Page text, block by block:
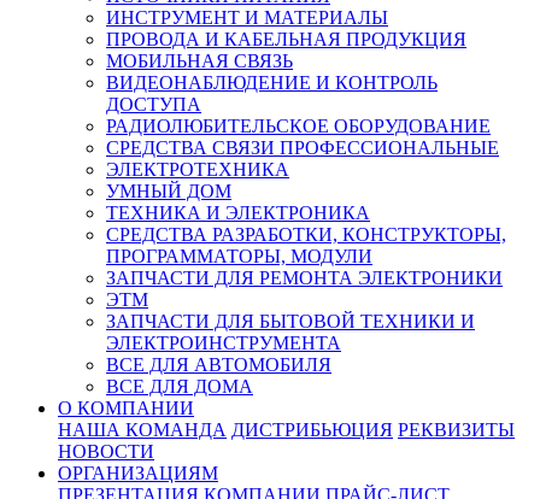
ИНСТРУМЕНТ И МАТЕРИАЛЫ
ПРОВОДА И КАБЕЛЬНАЯ ПРОДУКЦИЯ
МОБИЛЬНАЯ СВЯЗЬ
ВИДЕОНАБЛЮДЕНИЕ И КОНТРОЛЬ
ДОСТУПА
РАДИОЛЮБИТЕЛЬСКОЕ ОБОРУДОВАНИЕ
СРЕДСТВА СВЯЗИ ПРОФЕССИОНАЛЬНЫЕ
ЭЛЕКТРОТЕХНИКА
УМНЫЙ ДОМ
ТЕХНИКА И ЭЛЕКТРОНИКА
СРЕДСТВА РАЗРАБОТКИ, КОНСТРУКТОРЫ,
ПРОГРАММАТОРЫ, МОДУЛИ
ЗАПЧАСТИ ДЛЯ РЕМОНТА ЭЛЕКТРОНИКИ
ЭТМ
ЗАПЧАСТИ ДЛЯ БЫТОВОЙ ТЕХНИКИ И
ЭЛЕКТРОИНСТРУМЕНТА
ВСЕ ДЛЯ АВТОМОБИЛЯ
ВСЕ ДЛЯ ДОМА
О КОМПАНИИ
НАША КОМАНДА ДИСТРИБЬЮЦИЯ РЕКВИЗИТЫ
НОВОСТИ
ОРГАНИЗАЦИЯМ
ПРЕЗЕНТАЦИЯ КОМПАНИИ ПРАЙС-ЛИСТ